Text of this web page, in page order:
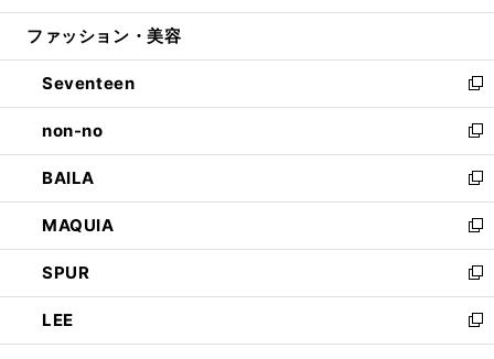
開
ウ
開
く
ン
ウ
で
開
く
ウ
ン
ド
ウ
で
開
く
ファッション・美容
Seventeen
新
し
い
ウ
ィ
ン
ド
ウ
で
開
く
non-no
新
し
い
ウ
ィ
ン
ド
ウ
で
開
BAILA
新
し
い
ウ
ィ
ン
ド
ウ
MAQUIA
新
し
い
ウ
ィ
ン
SPUR
新
し
い
ウ
LEE
新
し